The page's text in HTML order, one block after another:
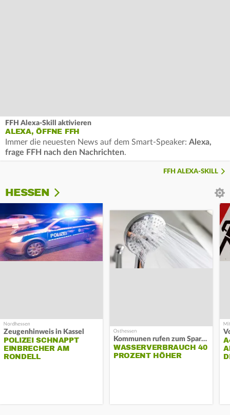
FFH Alexa-Skill aktivieren
ALEXA, ÖFFNE FFH
Immer die neuesten News auf dem Smart-Speaker: Alexa,
frage FFH nach den Nachrichten.
FFH ALEXA-SKILL
HESSEN
Zeugenhinweis in Kassel
POLIZEI SCHNAPPT
EINBRECHER AM
RONDELL
Kommunen rufen zum Sparen auf
WASSERVERBRAUCH 40
PROZENT HÖHER